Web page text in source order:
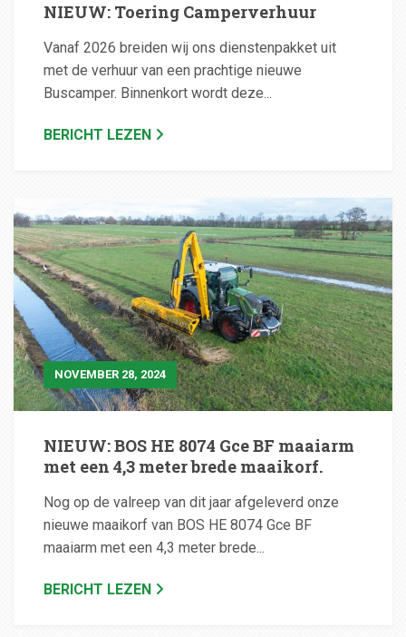
NIEUW: Toering Camperverhuur
Vanaf 2026 breiden wij ons dienstenpakket uit
met de verhuur van een prachtige nieuwe
Buscamper. Binnenkort wordt deze...
BERICHT LEZEN
NOVEMBER 28, 2024
NIEUW: BOS HE 8074 Gce BF maaiarm
met een 4,3 meter brede maaikorf.
Nog op de valreep van dit jaar afgeleverd onze
nieuwe maaikorf van BOS HE 8074 Gce BF
maaiarm met een 4,3 meter brede...
BERICHT LEZEN